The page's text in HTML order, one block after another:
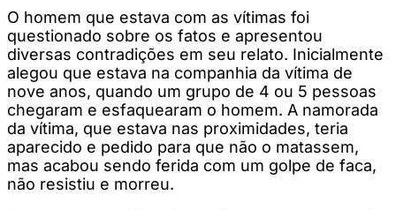
O homem que estava com as vítimas foi
questionado sobre os fatos e apresentou
diversas contradições em seu relato. Inicialmente
alegou que estava na companhia da vítima de
nove anos, quando um grupo de 4 ou 5 pessoas
chegaram e esfaquearam o homem. A namorada
da vítima, que estava nas proximidades, teria
aparecido e pedido para que não o matassem,
mas acabou sendo ferida com um golpe de faca,
não resistiu e morreu.